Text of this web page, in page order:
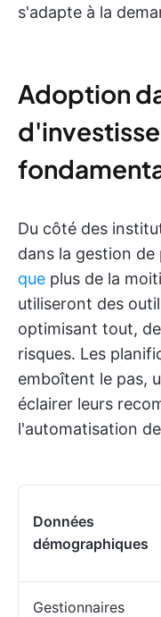
s'adapte à la
Adoption
Du côté des
dans la gestion
que plus de la
utiliseront des
optimisant tout,
risques. Les
emboîtent le pas,
éclairer leurs
l'automatisation
Données
démographiques
Gestionnaires